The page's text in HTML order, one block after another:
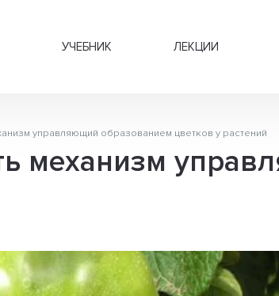
УЧЕБНИК ЛЕКЦИИ
управляющий образованием цветков у растений
механизм